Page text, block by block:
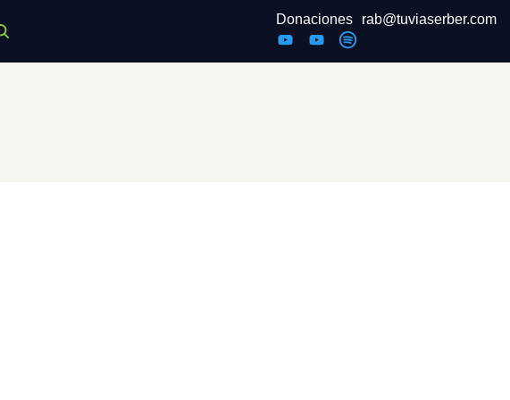
Donaciones rab@tuviaserber.com